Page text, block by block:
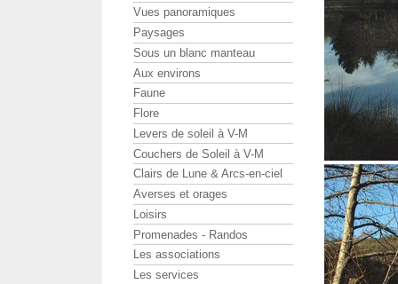
Vues panoramiques
Paysages
Sous un blanc manteau
Aux environs
Faune
Flore
Levers de soleil à V-M
Couchers de Soleil à V-M
Clairs de Lune & Arcs-en-ciel
Averses et orages
Loisirs
Promenades - Randos
Les associations
Les services